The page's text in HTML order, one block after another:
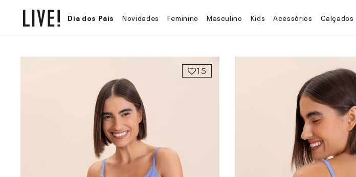
Dia dos Pais Novidades Feminino Masculino Kids Acessórios Calçados
15